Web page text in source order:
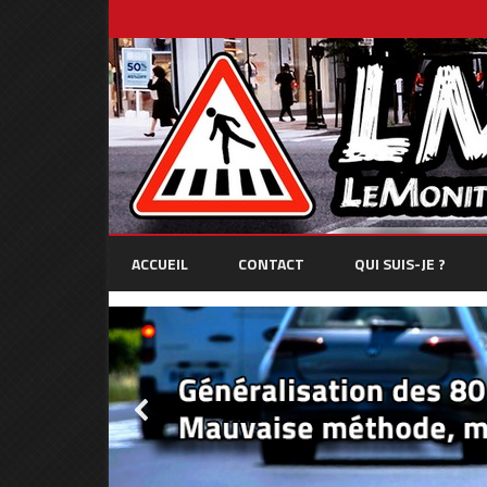
ACCUEIL CONTACT QUI SUIS-JE ?